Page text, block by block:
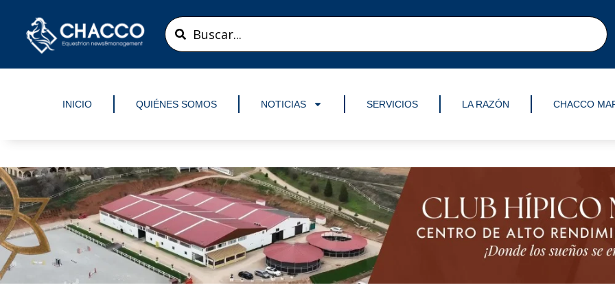
contenido
Search
...
INICIO QUIÉNES SOMOS NOTICIAS SERVICIOS LA RAZÓN CHACCO